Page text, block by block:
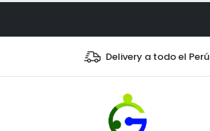
Delivery a todo el Perú